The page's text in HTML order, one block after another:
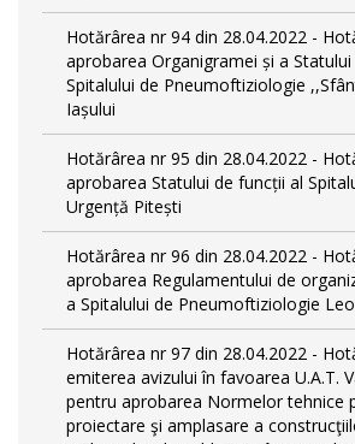
Hotărârea nr 94 din 28.04.2022 -
aprobarea Organigramei și a
Spitalului de Pneumoftiziologie
Iașului
Hotărârea nr 95 din 28.04.2022 -
aprobarea Statului de funcții al
Urgență Pitești
Hotărârea nr 96 din 28.04.2022 -
aprobarea Regulamentului de
a Spitalului de Pneumoftiziologie
Hotărârea nr 97 din 28.04.2022 -
emiterea avizului în favoarea U.A.T.
pentru aprobarea Normelor tehnice
proiectare şi amplasare a